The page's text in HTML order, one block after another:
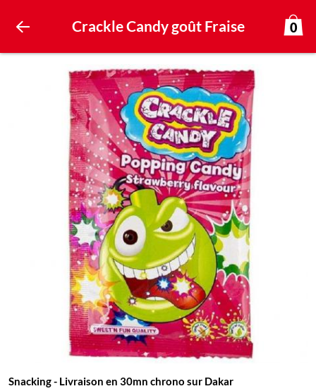
Crackle Candy goût Fraise 0
Snacking- Livraison en 30mn chrono sur Dakar